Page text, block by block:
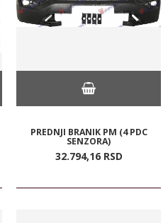
PREDNJI BRANIK PM (4 PDC
SENZORA)
32.794,16 RSD